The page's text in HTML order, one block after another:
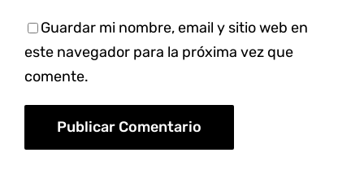
Guardar mi nombre, email y sitio web en
este navegador para la próxima vez que
comente.